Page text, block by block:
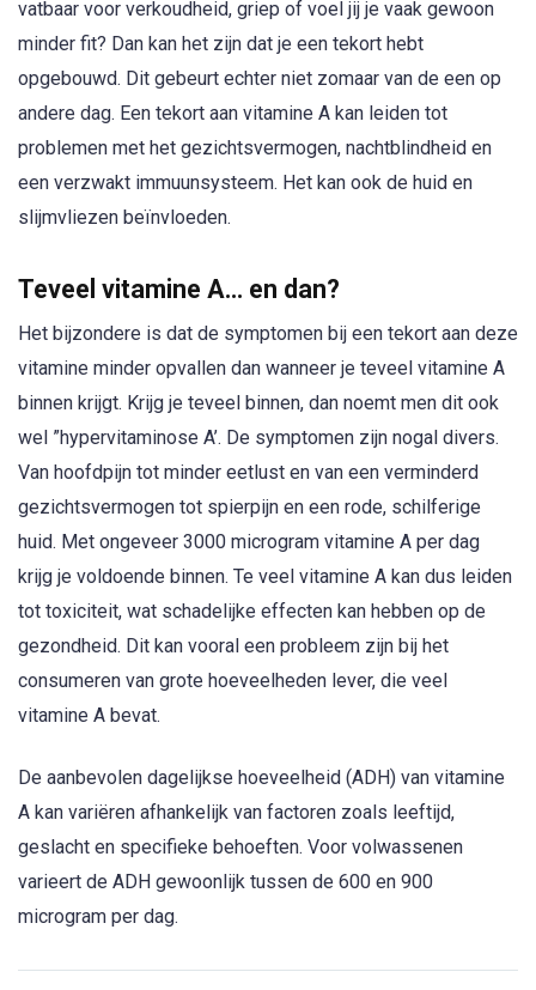
vatbaar voor verkoudheid, griep of voel jij je vaak gewoon
minder fit? Dan kan het zijn dat je een tekort hebt
opgebouwd. Dit gebeurt echter niet zomaar van de een op
andere dag. Een tekort aan vitamine A kan leiden tot
problemen met het gezichtsvermogen, nachtblindheid en
een verzwakt immuunsysteem. Het kan ook de huid en
slijmvliezen beïnvloeden.
Teveel vitamine A… en dan?
Het bijzondere is dat de symptomen bij een tekort aan deze
vitamine minder opvallen dan wanneer je teveel vitamine A
binnen krijgt. Krijg je teveel binnen, dan noemt men dit ook
wel ”hypervitaminose A’. De symptomen zijn nogal divers.
Van hoofdpijn tot minder eetlust en van een verminderd
gezichtsvermogen tot spierpijn en een rode, schilferige
huid. Met ongeveer 3000 microgram vitamine A per dag
krijg je voldoende binnen. Te veel vitamine A kan dus leiden
tot toxiciteit, wat schadelijke effecten kan hebben op de
gezondheid. Dit kan vooral een probleem zijn bij het
consumeren van grote hoeveelheden lever, die veel
vitamine A bevat.
De aanbevolen dagelijkse hoeveelheid (ADH) van vitamine
A kan variëren afhankelijk van factoren zoals leeftijd,
geslacht en specifieke behoeften. Voor volwassenen
varieert de ADH gewoonlijk tussen de 600 en 900
microgram per dag.